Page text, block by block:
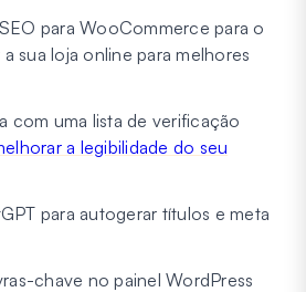
para WooCommerce para o
sua loja online para melhores
com uma lista de verificação
a legibilidade do seu
para autogerar títulos e meta
chave no painel WordPress